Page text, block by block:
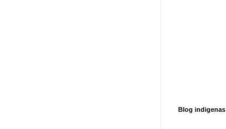
Blog indigenas